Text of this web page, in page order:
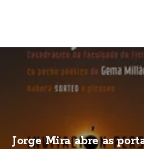
Jorge Mira abre as